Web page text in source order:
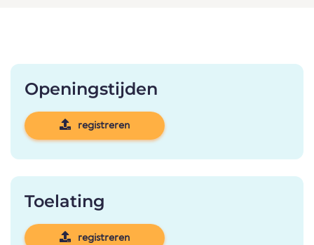
Openingstijden
registreren
Toelating
registreren